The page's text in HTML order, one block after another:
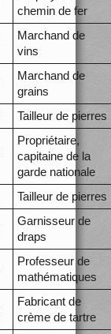
chemin de fer
Marchand de
vins
Marchand de
grains
Tailleur de pierres
Propriétaire,
capitaine de la
garde nationale
Tailleur de pierres
Garnisseur de
draps
Professeur de
mathématiques
Fabricant de
crème de tartre